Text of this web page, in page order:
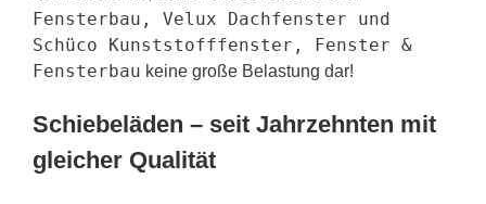
Fensterbau, Velux Dachfenster und
Schüco Kunststofffenster, Fenster &
Fensterbau keine große Belastung dar!
Schiebeläden – seit Jahrzehnten mit
gleicher Qualität